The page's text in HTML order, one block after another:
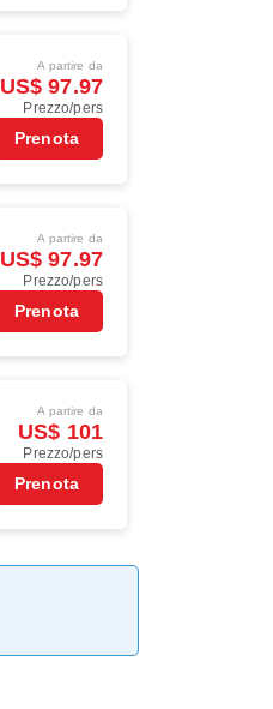
A partire da
US$ 97.97
Prezzo/pers
Prenota
A partire da
US$ 97.97
Prezzo/pers
Prenota
A partire da
US$ 101
Prezzo/pers
Prenota